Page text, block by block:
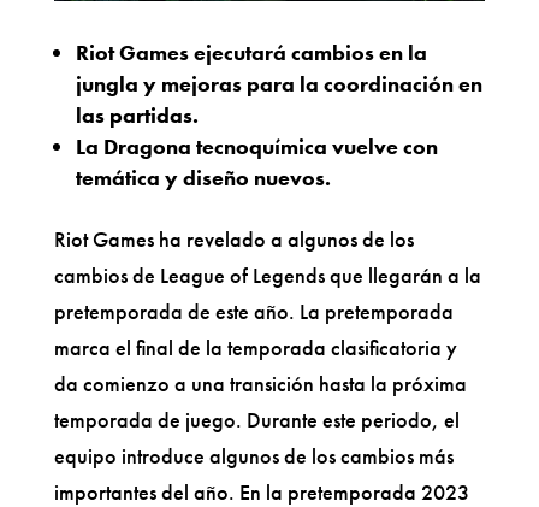
Riot Games ejecutará cambios en la
jungla y mejoras para la coordinación en
las partidas.
La Dragona tecnoquímica vuelve con
temática y diseño nuevos.
Riot Games ha revelado a algunos de los
cambios de League of Legends que llegarán a la
pretemporada de este año. La pretemporada
marca el final de la temporada clasificatoria y
da comienzo a una transición hasta la próxima
temporada de juego. Durante este periodo, el
equipo introduce algunos de los cambios más
importantes del año. En la pretemporada 2023